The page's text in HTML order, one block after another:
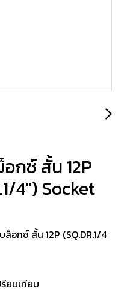
กซ์ สั้น 12P
4") Socket
อกซ์ สั้น 12P (SQ.DR.1/4
รียบเทียบ